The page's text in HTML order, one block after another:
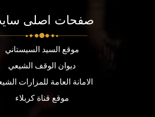
صفحات اصلی
موقع السيد السيستاني
ديوان الوقف الشيعي
الامانة العامة للمزارات
موقع قناة كربلاء